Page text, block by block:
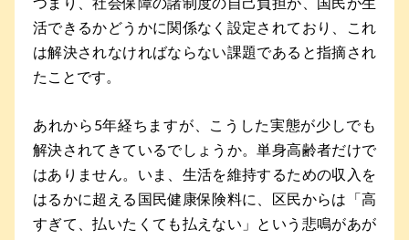
つまり、社会保障の諸制度の自己負担が、国民が生
活できるかどうかに関係なく設定されており、これ
は解決されなければならない課題であると指摘され
たことです。
あれから5年経ちますが、こうした実態が少しでも
解決されてきているでしょうか。単身高齢者だけで
はありません。いま、生活を維持するための収入を
はるかに超える国民健康保険料に、区民からは「高
すぎて、払いたくても払えない」という悲鳴があが